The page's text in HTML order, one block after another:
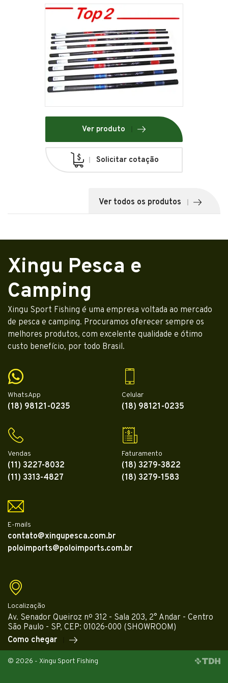
Ver produto
Solicitar cotação
Ver todos os produtos
Xingu Pesca e
Camping
Xingu Sport Fishing é uma empresa voltada ao mercado
de pesca e camping. Procuramos oferecer sempre os
melhores produtos, com excelente qualidade e ótimo
custo benefício, por todo Brasil.
WhatsApp
(18) 98121-0235
Celular
(18) 98121-0235
Vendas
(11) 3227-8032
(11) 3313-4827
Faturamento
(18) 3279-3822
(18) 3279-1583
E-mails
contato@xingupesca.com.br
poloimports@poloimports.com.br
Localização
Av. Senador Queiroz nº 312 - Sala 203, 2° Andar - Centro
São Paulo - SP, CEP: 01026-000 (SHOWROOM)
Como chegar
© 2026 - Xingu Sport Fishing